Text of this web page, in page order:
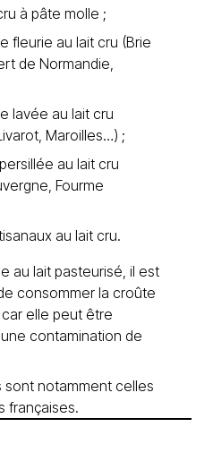
à pâte molle ;
fleurie au lait cru (Brie
de Normandie,
lavée au lait cru
Maroilles…) ;
au lait cru
Fourme
au lait cru.
au lait pasteurisé, il est
consommer la croûte
elle peut être
contamination de
sont notamment celles
françaises.